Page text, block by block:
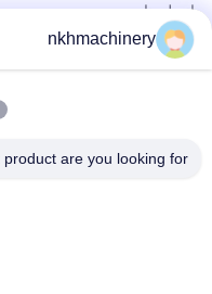
اتصل بنا
المنتجات
لوحة سقف دحر آلة تشكيل
سطح السفينة الكلمة دحر آلة
ورقة تسقيف العقص آلة
nkhmachinery
are you looking for?